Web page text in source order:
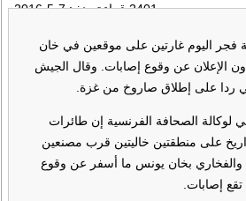
2401 قراءة منذ :
7-5-2016
فجر اليوم غارتين على موقعين في خان
الإعلان عن وقوع إصابات. وقال الجيش
ردا على إطلاق صاروخ من غزة.
الصحافة الفرنسية إن طائرات
على منطقتين خاليتين قرب مصنعين
بخان يونس ما أسفر عن وقوع
إصابات.